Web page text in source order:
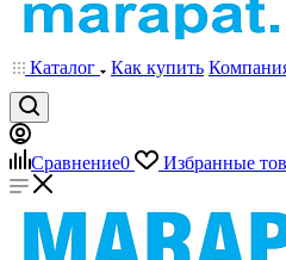
Каталог Как купить
Сравнение0 Избранные